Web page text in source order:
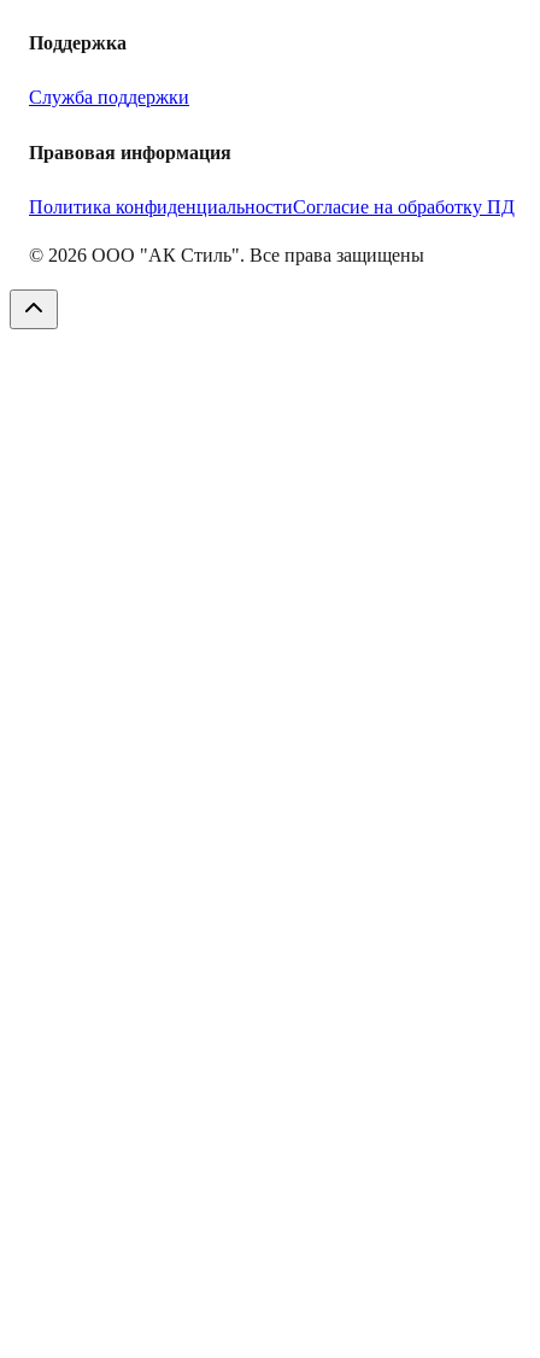
Поддержка
Служба поддержки
Правовая информация
Политика конфиденциальностиСогласие на обработку ПД
© 2026 ООО "АК Стиль". Все права защищены